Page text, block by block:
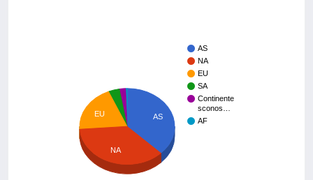
AS
NA
EU
SA
Continente
sconos…
AF
AS
EU
NA